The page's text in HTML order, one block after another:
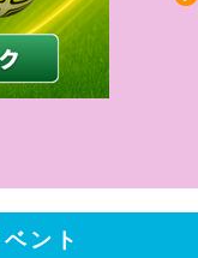
ント